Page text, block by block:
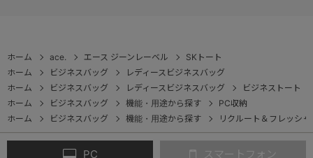
ホーム ace. エース ジーンレーベル
SKトート
ホーム
ビジネスバッグ
レディースビジネスバッグ
ホーム
ビジネスバッグ レディースビジネスバッグ
ビジネストート
ホーム
ビジネスバッグ 機能・用途から探す
PC収納
ホーム
ビジネスバッグ 機能・用途から探す リクルート＆フレッシャ
PC スマートフォン